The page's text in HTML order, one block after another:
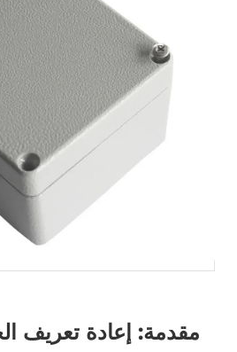
مقدمة: إعادة تعريف